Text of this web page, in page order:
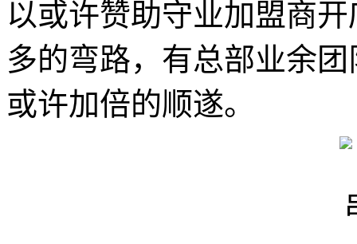
以或许赞助守业加盟商
多的弯路，有总部业余
或许加倍的顺遂。